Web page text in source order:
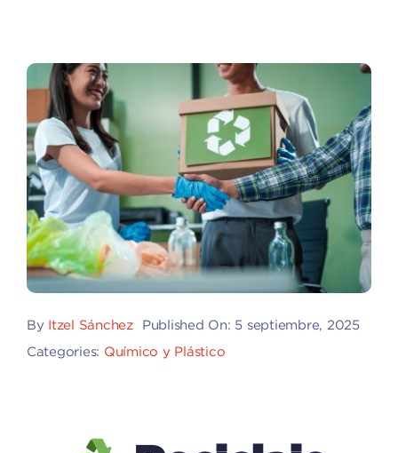
By Itzel Sánchez
Published On: 5 septiembre, 2025
Categories: Químico y Plástico